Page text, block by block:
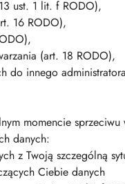
ust. 1 lit. f RODO),
16 RODO),
(art. 18 RODO),
do innego
momencie sprzeciwu
danych:
z Twoją szczególną
Ciebie danych